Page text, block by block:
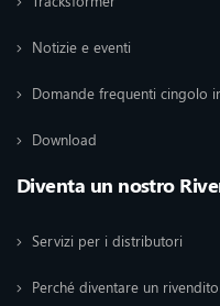
Notizie e eventi
Domande frequenti cingolo
Download
Diventa un nostro
Servizi per i distributori
Perché diventare un